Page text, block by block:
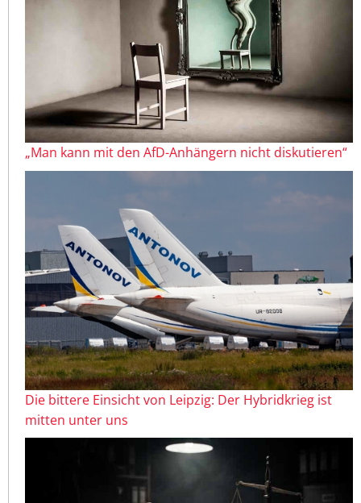
„Man kann mit den AfD-Anhängern nicht diskutieren“
Die bittere Einsicht von Leipzig: Der Hybridkrieg ist
mitten unter uns